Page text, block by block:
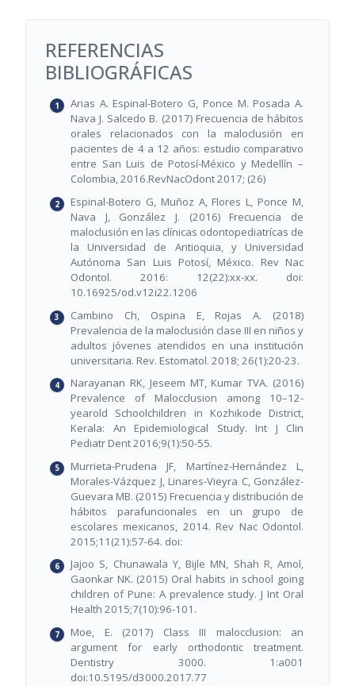
REFERENCIAS
BIBLIOGRÁFICAS
Arias A. Espinal-Botero G, Ponce M. Posada A.
Nava J. Salcedo B. (2017) Frecuencia de hábitos
orales relacionados con la maloclusión en
pacientes de 4 a 12 años: estudio comparativo
entre San Luis de Potosí-México y Medellín –
Colombia, 2016.RevNacOdont 2017; (26)
Espinal-Botero G, Muñoz A, Flores L, Ponce M,
Nava J, González J. (2016) Frecuencia de
maloclusión en las clínicas odontopediatrícas de
la Universidad de Antioquia, y Universidad
Autónoma San Luis Potosí, México. Rev Nac
Odontol. 2016: 12(22):xx-xx. doi:
10.16925/od.v12i22.1206
Cambino Ch, Ospina E, Rojas A. (2018)
Prevalencia de la maloclusión clase III en niños y
adultos jóvenes atendidos en una institución
universitaria. Rev. Estomatol. 2018; 26(1):20-23.
Narayanan RK, Jeseem MT, Kumar TVA. (2016)
Prevalence of Malocclusion among 10–12-
yearold Schoolchildren in Kozhikode District,
Kerala: An Epidemiological Study. Int J Clin
Pediatr Dent 2016;9(1):50-55.
Murrieta-Prudena JF, Martínez-Hernández L,
Morales-Vázquez J, Linares-Vieyra C, González-
Guevara MB. (2015) Frecuencia y distribución de
hábitos parafuncionales en un grupo de
escolares mexicanos, 2014. Rev Nac Odontol.
2015;11(21):57-64. doi:
Jajoo S, Chunawala Y, Bijle MN, Shah R, Amol,
Gaonkar NK. (2015) Oral habits in school going
children of Pune: A prevalence study. J Int Oral
Health 2015;7(10):96-101.
Moe, E. (2017) Class III malocclusion: an
argument for early orthodontic treatment.
Dentistry 3000. 1:a001
doi:10.5195/d3000.2017.77